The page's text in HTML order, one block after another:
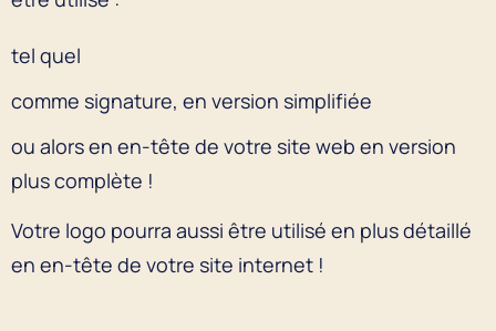
tel quel
comme signature, en version simplifiée
ou alors en en-tête de votre site web en version
plus complète !
Votre logo pourra aussi être utilisé en plus détaillé
en en-tête de votre site internet !